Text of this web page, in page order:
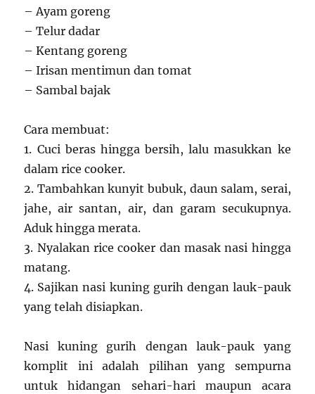
– Ayam goreng
– Telur dadar
– Kentang goreng
– Irisan mentimun dan tomat
– Sambal bajak
Cara membuat:
1. Cuci beras hingga bersih, lalu masukkan ke
dalam rice cooker.
2. Tambahkan kunyit bubuk, daun salam, serai,
jahe, air santan, air, dan garam secukupnya.
Aduk hingga merata.
3. Nyalakan rice cooker dan masak nasi hingga
matang.
4. Sajikan nasi kuning gurih dengan lauk-pauk
yang telah disiapkan.
Nasi kuning gurih dengan lauk-pauk yang
komplit ini adalah pilihan yang sempurna
untuk hidangan sehari-hari maupun acara